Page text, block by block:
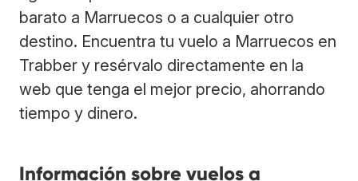
barato a Marruecos o a cualquier otro
destino. Encuentra tu vuelo a Marruecos en
Trabber y resérvalo directamente en la
web que tenga el mejor precio, ahorrando
tiempo y dinero.
Información sobre vuelos a